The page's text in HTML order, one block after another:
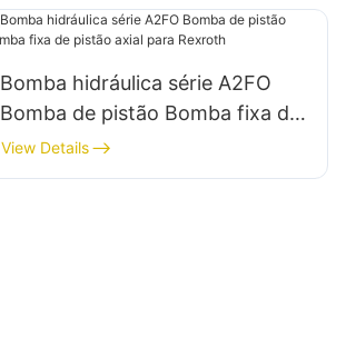
Bomba hidráulica série A2FO
Bomba de pistão Bomba fixa de
pistão axial para Rexroth
View Details